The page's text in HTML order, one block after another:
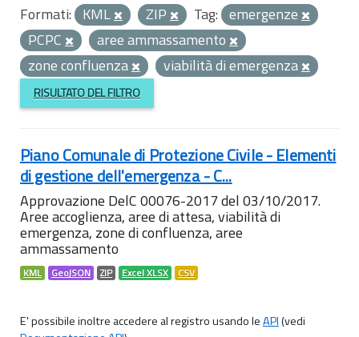
Formati: KML ZIP Tag: emergenze
PCPC
aree ammassamento
zone confluenza
viabilità di emergenza
RISULTATO DEL FILTRO
Piano Comunale di Protezione Civile - Elementi
di gestione dell'emergenza - C...
Approvazione DelC 00076-2017 del 03/10/2017.
Aree accoglienza, aree di attesa, viabilità di
emergenza, zone di confluenza, aree
ammassamento
KML GeoJSON ZIP Excel XLSX CSV
E' possibile inoltre accedere al registro usando leAPI(vedi